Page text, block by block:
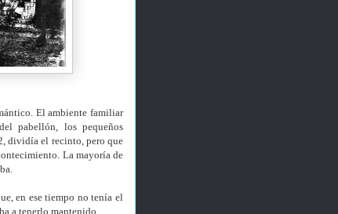
El ambiente familiar
pabellón, los pequeños
dividía el recinto, pero que
La mayoría de
en ese tiempo no tenía el
a tenerlo mantenido.